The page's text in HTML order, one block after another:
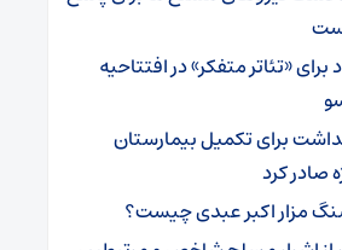
برای «تئاتر متفکر» در افتتاحیه
برای تکمیل بیمارستان
صادر کرد
مزار اکبر عبدی چیست؟